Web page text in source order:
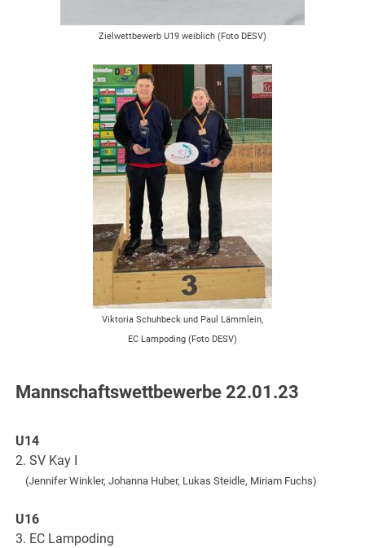
Zielwettbewerb U19 weiblich (Foto DESV)
Viktoria Schuhbeck und Paul Lämmlein,
EC Lampoding (Foto DESV)
Mannschaftswettbewerbe 22.01.23
U14
2. SV Kay I
(Jennifer Winkler, Johanna Huber, Lukas Steidle, Miriam Fuchs)
U16
3. EC Lampoding